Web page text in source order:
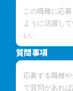
質問事項